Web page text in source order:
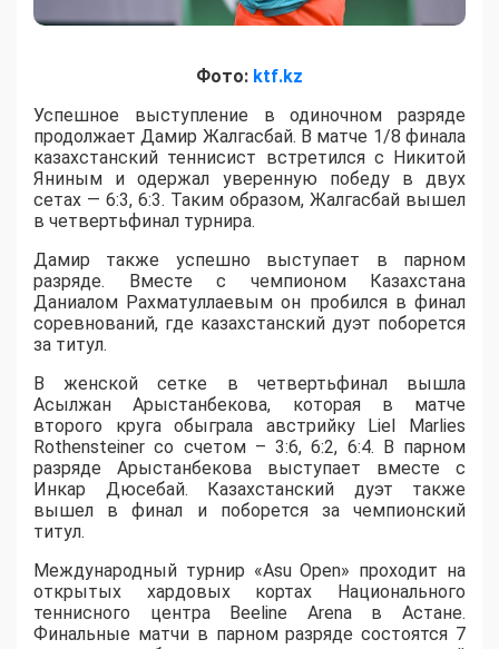
Фото: ktf.kz
Успешное выступление в одиночном разряде
продолжает Дамир Жалгасбай. В матче 1/8 финала
казахстанский теннисист встретился с Никитой
Яниным и одержал уверенную победу в двух
сетах — 6:3, 6:3. Таким образом, Жалгасбай вышел
в четвертьфинал турнира.
Дамир также успешно выступает в парном
разряде. Вместе с чемпионом Казахстана
Даниалом Рахматуллаевым он пробился в финал
соревнований, где казахстанский дуэт поборется
за титул.
В женской сетке в четвертьфинал вышла
Асылжан Арыстанбекова, которая в матче
второго круга обыграла австрийку Liel Marlies
Rothensteiner со счетом – 3:6, 6:2, 6:4. В парном
разряде Арыстанбекова выступает вместе с
Инкар Дюсебай. Казахстанский дуэт также
вышел в финал и поборется за чемпионский
титул.
Международный турнир «Asu Open» проходит на
открытых хардовых кортах Национального
теннисного центра Beeline Arena в Астане.
Финальные матчи в парном разряде состоятся 7